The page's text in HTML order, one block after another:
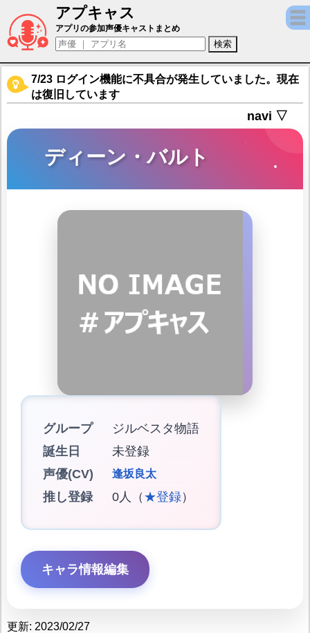
アプキャス
ディーン・バルト（声優：逢坂良太)【白猫
アプリの参加声優キャストまとめ
7/23 ログイン機能に不具合が発生していました。現在
は復旧しています
navi ▽
ディーン・バルト
グループ
ジルベスタ物語
誕生日
未登録
声優(CV)
逢坂良太
推し登録 0人（ ★登録）
キャラ情報編集
更新: 2023/02/27